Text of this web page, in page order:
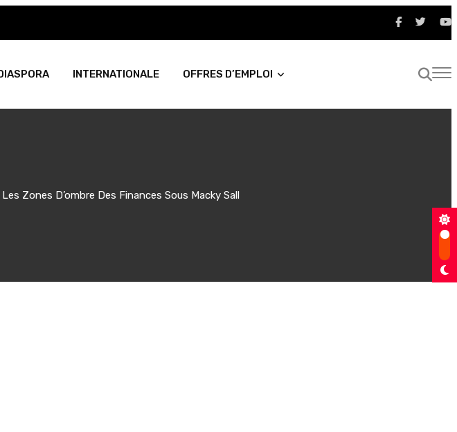
INTERNATIONALE OFFRES D’EMPLOI
Zones D’ombre Des Finances Sous Macky Sall